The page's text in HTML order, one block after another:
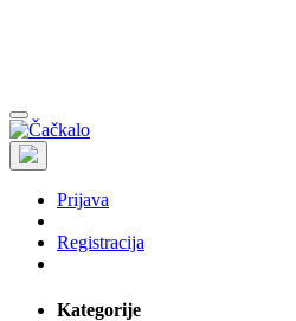
Prijava
Registracija
Kategorije